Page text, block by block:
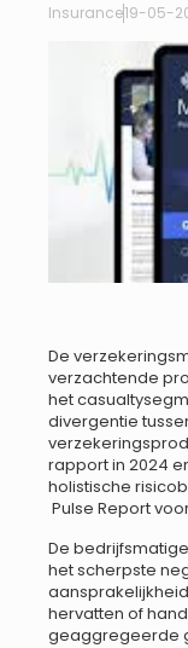
Insurance19-05-
De
verzachtende
het
divergentie
rapport in 2024
holistische
Pulse Report
De
het scherpste
hervatten of
geaggregeerde